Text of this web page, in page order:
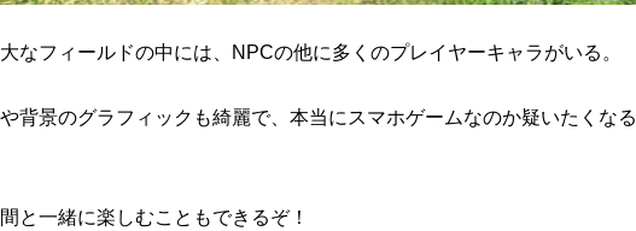
なフィールドの中には、NPCの他に多くのプレイヤーキャラがいる。
背景のグラフィックも綺麗で、本当にスマホゲームなのか疑いたくなる
と一緒に楽しむこともできるぞ！